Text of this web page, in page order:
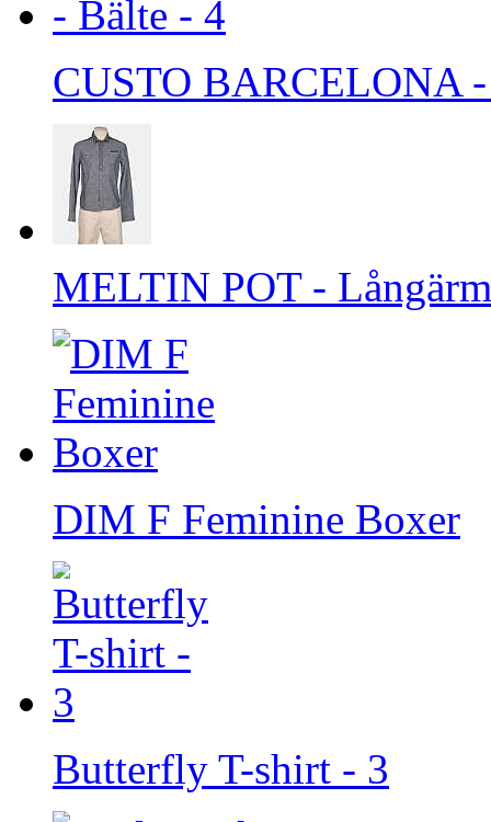
CUSTO BARCELONA
MELTIN POT -
DIM F Feminine Boxer
Butterfly T-shirt - 3